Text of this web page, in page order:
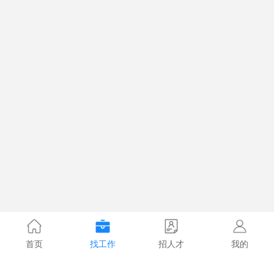
首页 找工作 招人才 我的